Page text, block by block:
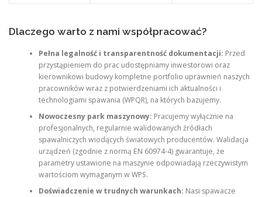
Dlaczego warto z nami współpracować?
Pełna legalność i transparentność dokumentacji: Przed
przystąpieniem do prac udostępniamy inwestorowi oraz
kierownikowi budowy kompletne portfolio uprawnień naszych
pracowników wraz z potwierdzeniami ich aktualności i
technologiami spawania (WPQR), na których bazujemy.
Nowoczesny park maszynowy: Pracujemy wyłącznie na
profesjonalnych, regularnie walidowanych źródłach
spawalniczych wiodących światowych producentów. Walidacja
urządzeń (zgodnie z normą EN 60974-4) gwarantuje, że
parametry ustawione na maszynie odpowiadają rzeczywistym
wartościom wymaganym w WPS.
Doświadczenie w trudnych warunkach: Nasi spawacze